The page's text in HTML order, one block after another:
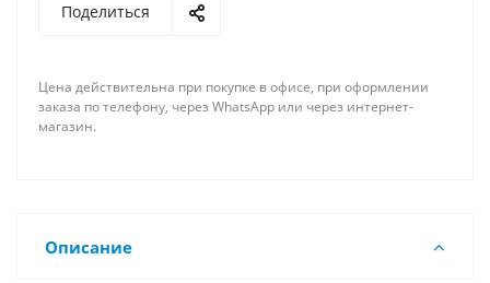
Поделиться
Цена действительна при покупке в офисе, при оформлении
заказа по телефону, через WhatsApp или через интернет-
магазин.
Описание